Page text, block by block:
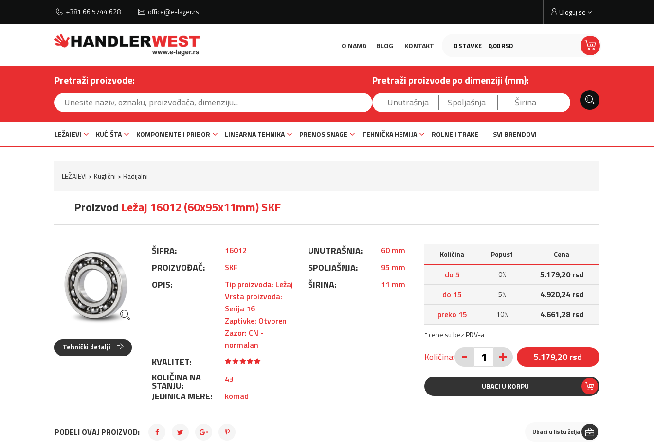
+381 66 5744 628 office@e-lager.rs
0STAVKE 0,00 RSD
Uloguj se
O NAMA BLOG KONTAKT
Pretraži proizvode: Pretraži proizvode po dimenziji (mm):
LEŽAJEVI KUĆIŠTA KOMPONENTE I PRIBOR LINEARNA TEHNIKA PRENOS SNAGE TEHNIČKA HEMIJA ROLNE I TRAKE SVI BRENDOVI
LEŽAJEVI Kuglični Radijalni
Proizvod Ležaj 16012 (60x95x11mm) SKF
Tehnički detalji
ŠIFRA: 16012
PROIZVOĐAČ: SKF
OPIS:
Tip proizvoda: Ležaj
Vrsta proizvoda:
Serija 16
Zaptivke: Otvoren
Zazor: CN -
normalan
KVALITET:
KOLIČINA NA
STANJU: 43
JEDINICA MERE: komad
UNUTRAŠNJA: 60 mm
SPOLJAŠNJA: 95 mm
ŠIRINA: 11 mm
Količina Popust Cena
do 5 0%
5.179,20 rsd
do 15
5%
4.920,24 rsd
preko 15
10% 4.661,28 rsd
* cene su bez PDV-a
Količina: - + 5.179,20 rsd
UBACI U KORPU
PODELI OVAJ PROIZVOD: Ubaci u listu želja